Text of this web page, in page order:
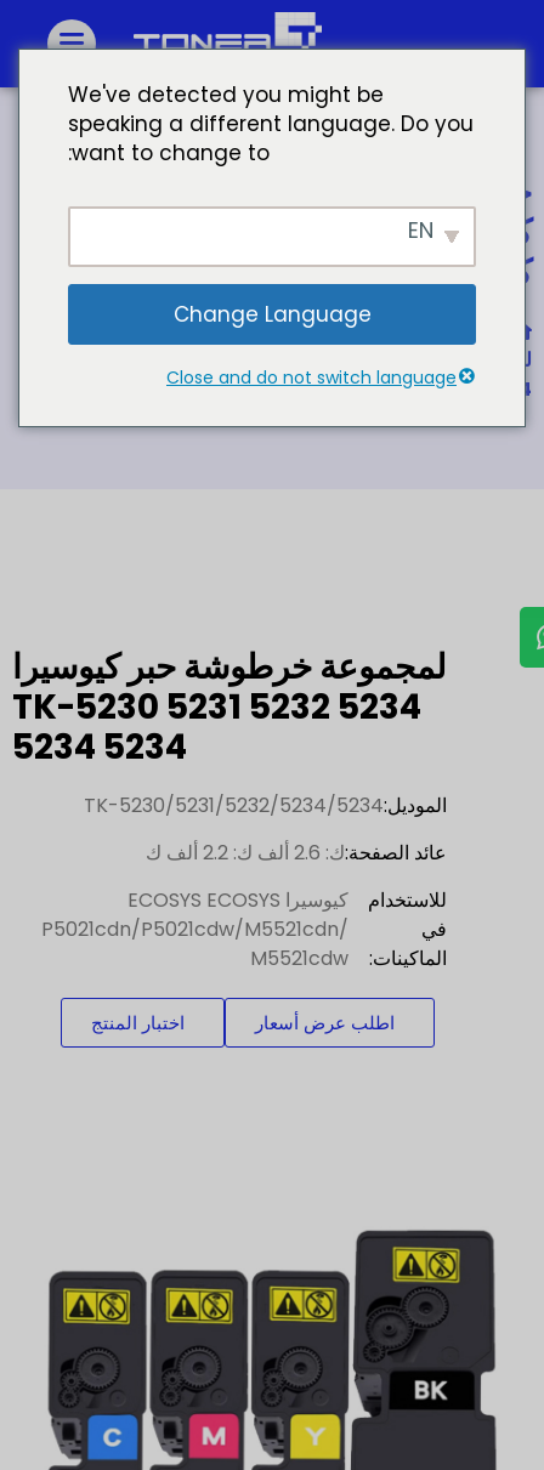
خراطيش حبر كيوسيرا حبر طابعة
كيوسيرا
5234 5234 5234 طقم حبر ملون
لمجموعة خرطوشة حبر كيوسيرا
TK-5230 5231 5232 5234
5234 5234
الموديل:TK-5230/5231/5232/5234/5234
عائد الصفحة:ك: 2.6 ألف ك: 2.2 ألف ك
للاستخدام
في
الماكينات:
كيوسيرا ECOSYS ECOSYS
P5021cdn/P5021cdw/M5521cdn/
M5521cdw
اطلب عرض أسعار اختبار المنتج
We've detected you might be
speaking a different language. Do you
want to change to:
EN
Change Language
Close and do not switch language